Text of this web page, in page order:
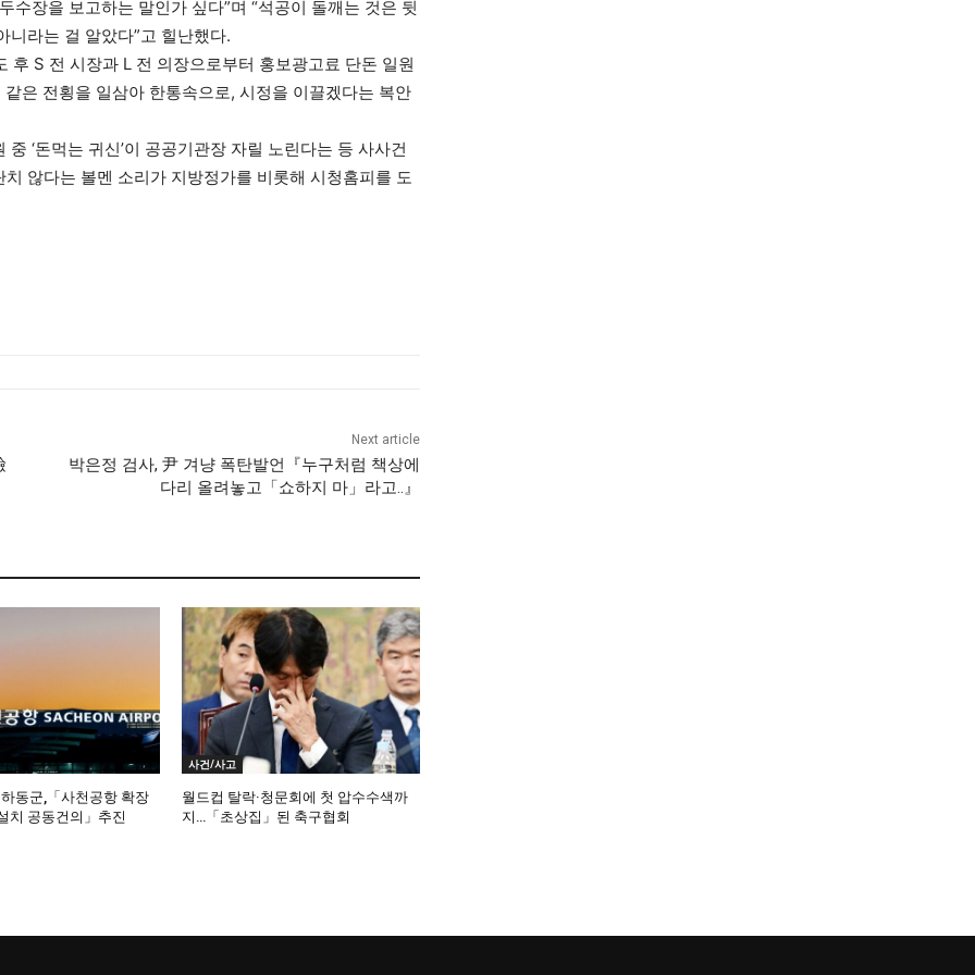
수장을 보고하는 말인가 싶다”며 “석공이 돌깨는 것은 뒷
니라는 걸 알았다”고 힐난했다.
S 전 시장과 L 전 의장으로부터 홍보광고료 단돈 일원
은 전횡을 일삼아 한통속으로, 시정을 이끌겠다는 복안
‘돈먹는 귀신’이 공공기관장 자릴 노린다는 등 사사건
않다는 볼멘 소리가 지방정가를 비롯해 시청홈피를 도
Next article
박은정 검사, 尹 겨냥 폭탄발언『누구처럼 책상에
다리 올려놓고「쇼하지 마」라고..』
동군,「사천공항 확장
치 공동건의」추진
사건/사고
월드컵 탈락·청문회에 첫 압수수색까
지…「초상집」된 축구협회